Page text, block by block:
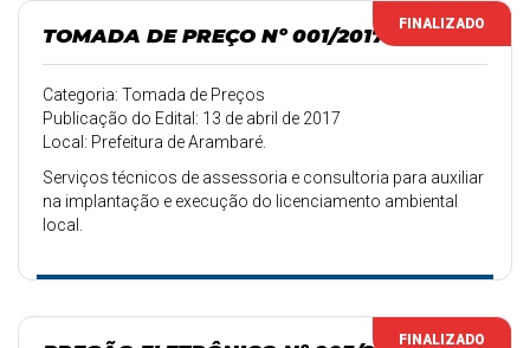
FINALIZADO
TOMADA DE PREÇO Nº 001/2017
Categoria: Tomada de Preços
Publicação do Edital: 13 de abril de 2017
Local: Prefeitura de Arambaré.
Serviços técnicos de assessoria e consultoria para auxiliar
na implantação e execução do licenciamento ambiental
local.
FINALIZADO